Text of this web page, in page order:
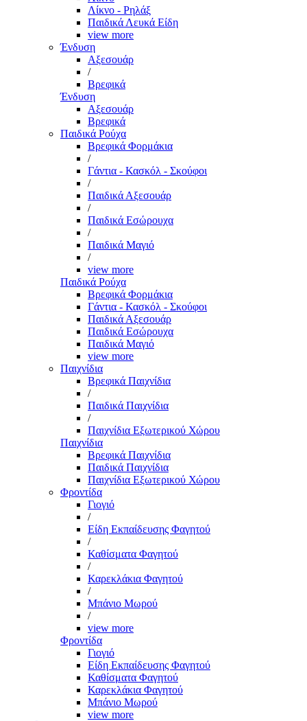
Λίκνο - Ρηλάξ
Παιδικά Λευκά Είδη
view more
Ένδυση
Αξεσουάρ
/
Βρεφικά
Ένδυση
Αξεσουάρ
Βρεφικά
Παιδικά Ρούχα
Βρεφικά Φορμάκια
/
Γάντια - Κασκόλ - Σκούφοι
/
Παιδικά Αξεσουάρ
/
Παιδικά Εσώρουχα
/
Παιδικά Μαγιό
/
view more
Παιδικά Ρούχα
Βρεφικά Φορμάκια
Γάντια - Κασκόλ - Σκούφοι
Παιδικά Αξεσουάρ
Παιδικά Εσώρουχα
Παιδικά Μαγιό
view more
Παιχνίδια
Βρεφικά Παιχνίδια
/
Παιδικά Παιχνίδια
/
Παιχνίδια Εξωτερικού Χώρου
Παιχνίδια
Βρεφικά Παιχνίδια
Παιδικά Παιχνίδια
Παιχνίδια Εξωτερικού Χώρου
Φροντίδα
Γιογιό
/
Είδη Εκπαίδευσης Φαγητού
/
Καθίσματα Φαγητού
/
Καρεκλάκια Φαγητού
/
Μπάνιο Μωρού
/
view more
Φροντίδα
Γιογιό
Είδη Εκπαίδευσης Φαγητού
Καθίσματα Φαγητού
Καρεκλάκια Φαγητού
Μπάνιο Μωρού
view more